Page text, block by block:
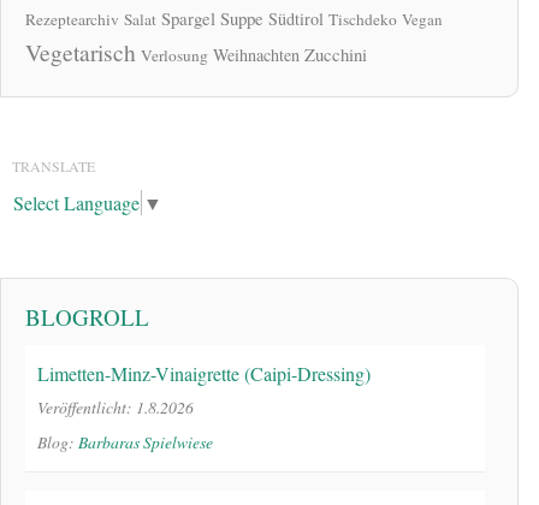
Rezeptearchiv Salat Spargel Suppe Südtirol Tischdeko Vegan
Vegetarisch Verlosung Weihnachten Zucchini
TRANSLATE
Select Language ▼
BLOGROLL
Limetten-Minz-Vinaigrette (Caipi-Dressing)
Veröffentlicht: 1.8.2026
Blog: Barbaras Spielwiese